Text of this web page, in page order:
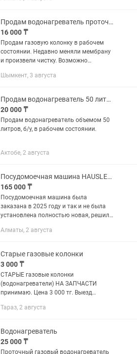
Продам водонагреватель проточный (газовая колонка)
16 000 ₸
Продам газовую колонку в рабочем
состоянии. Недавно меняли мембрану
и произвели чистку. Возможно
Шымкент, 3 августа
Продам водонагреватель 50 литров
20 000 ₸
Продам водонагреватель объемом 50
литров, б/у, в рабочем состоянии.
Актобе, 2 августа
Посудомоечная машина HAUSLER DW14-FS15PWBL
165 000 ₸
Посудомоечная машина была
заказана в 2025 году и так и не была
установлена полностью новая, решили
продажу Посудомоечная машина
Алматы, 2 августа
Старые газовые колонки
3 000 ₸
СТАРЫЕ газовые колонки
(водонагреватели) НА ЗАПЧАСТИ
принимаю. Цена 3 000 тг. Выезд
Тараз, 2 августа
Водонагреватель
25 000 ₸
Проточный газовый водонагреватель